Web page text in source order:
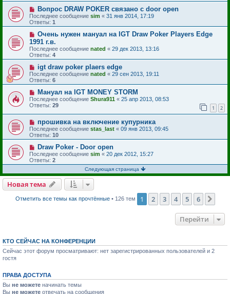
Вопрос DRAW POKER связано с door open
Последнее сообщение sim « 31 янв 2014, 17:19
Ответы: 1
Очень нужен мануал на IGT Draw Poker Players Edge
1991 г.в.
Последнее сообщение nated « 29 дек 2013, 13:16
Ответы: 4
igt draw poker plaers edge
Последнее сообщение nated « 29 сен 2013, 19:11
Ответы: 6
Мануал на IGT MONEY STORM
Последнее сообщение Shura911 « 25 апр 2013, 08:53
Ответы: 29 1 2
прошивка на включение купурника
Последнее сообщение stas_last « 09 янв 2013, 09:45
Ответы: 10
Draw Poker - Door open
Последнее сообщение sim « 20 дек 2012, 15:27
Ответы: 2
Следующая страница
Новая тема
Отметить все темы как прочтённые• 126 тем 1 2 3 4 5 6
Перейти
КТО СЕЙЧАС НА КОНФЕРЕНЦИИ
Сейчас этот форум просматривают: нет зарегистрированных пользователей и 2
гостя
ПРАВА ДОСТУПА
Вы не можете начинать темы
Вы не можете отвечать на сообщения